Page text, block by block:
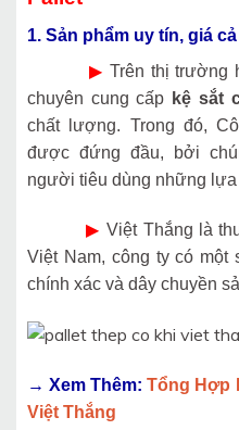
1. Sản phẩm uy tín, giá
▶Trên thị trường
chuyên cung cấp kệ sắt
chất lượng. Trong đó,
được đứng đầu, bởi
người tiêu dùng những lựa
▶Việt Thắng là
Việt Nam, công ty có một
chính xác và dây chuyền
→ Xem Thêm:Tổng Hợp
Việt Thắng